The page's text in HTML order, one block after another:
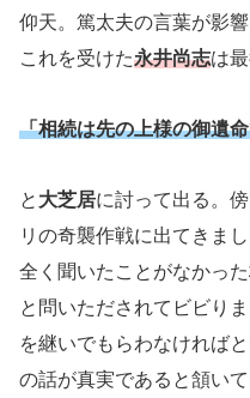
仰天。篤太夫の言葉が影
これを受けた永井尚志は
「相続は先の上様の御遺
と 大芝居に討って出る。
リの奇襲作戦に出てきま
全く聞いたことがなかっ
と問いただされてビビり
を継いでもらわなければ
の話が真実であると頷いて